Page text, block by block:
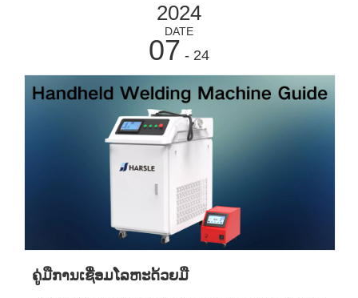
2024
DATE
07 - 24
ຄູ່ມືການເຊື່ອມໂລຫະດ້ວຍມື